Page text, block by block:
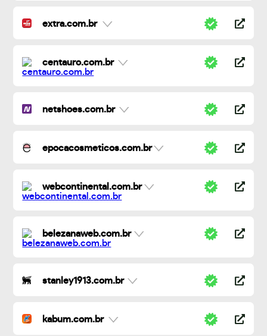
extra.com.br
centauro.com.br
netshoes.com.br
epocacosmeticos.com.br
webcontinental.com.br
belezanaweb.com.br
stanley1913.com.br
kabum.com.br